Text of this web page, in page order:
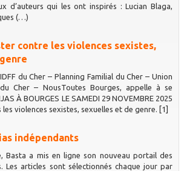
d’auteurs qui les ont inspirés : Lucian Blaga,
(…)
contre les violences sexistes,
du Cher – Planning Familial du Cher – Union
Cher – NousToutes Bourges, appelle à se
À BOURGES LE SAMEDI 29 NOVEMBRE 2025
violences sexistes, sexuelles et de genre. [1]
indépendants
Basta a mis en ligne son nouveau portail des
Les articles sont sélectionnés chaque jour par